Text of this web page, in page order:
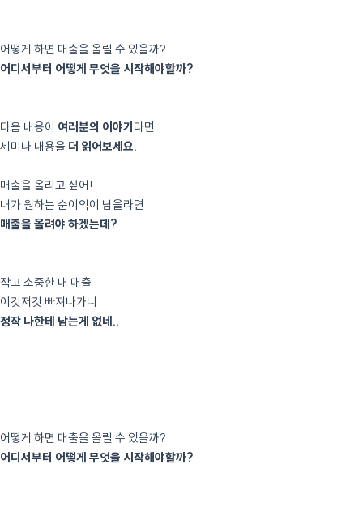
어떻게 하면 매출을 올릴 수 있을까?
어디서부터 어떻게 무엇을 시작해야할까?
다음 내용이 여러분의 이야기 라면
세미나 내용을 더 읽어보세요.
매출을 올리고 싶어!
내가 원하는 순이익이 남을라면
매출을 올려야 하겠는데?
작고 소중한 내 매출
이것저것 빠져나가니
정작 나한테 남는게 없네..
어떻게 하면 매출을 올릴 수 있을까?
어디서부터 어떻게 무엇을 시작해야할까?